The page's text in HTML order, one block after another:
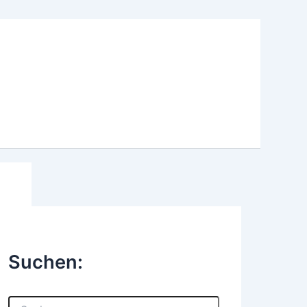
Suchen:
S